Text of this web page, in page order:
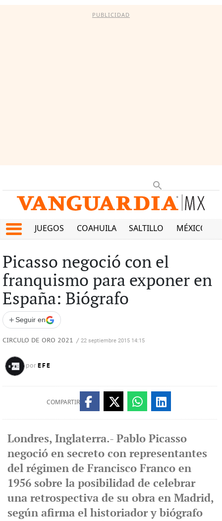
PUBLICIDAD
JUEGOS COAHUILA SALTILLO MÉXICO
Picasso negoció con el
franquismo para exponer en
España: Biógrafo
+ Seguir en
CIRCULO DE ORO 2021 / 22 septiembre 2015 14:15
por EFE
COMPARTIR
Londres, Inglaterra.- Pablo Picasso
negoció en secreto con representantes
del régimen de Francisco Franco en
1956 sobre la posibilidad de celebrar
una retrospectiva de su obra en Madrid,
según afirma el historiador y biógrafo